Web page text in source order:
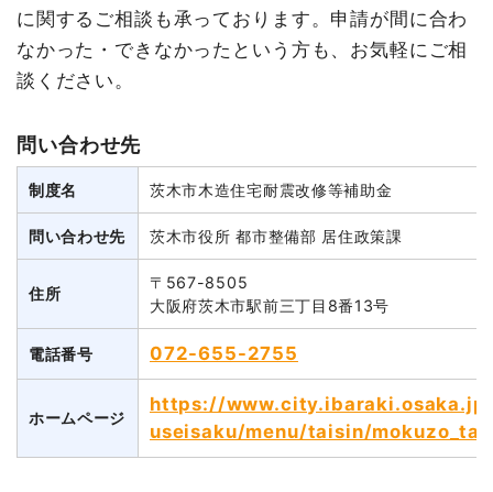
に関するご相談も承っております。申請が間に合わ
なかった・できなかったという方も、お気軽にご相
談ください。
問い合わせ先
制度名 茨木市木造住宅耐震改修等補助金
問い合わせ先 茨木市役所 都市整備部 居住政策課
住所
〒567-8505
大阪府茨木市駅前三丁目8番13号
電話番号 072-655-2755
ホームページ
https://
useisaku/menu/taisin/